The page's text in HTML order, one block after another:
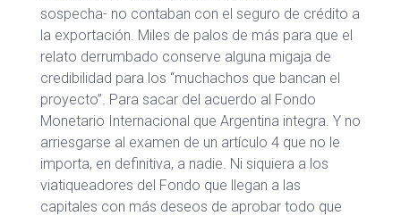
sospecha- no contaban con el seguro de crédito a
la exportación. Miles de palos de más para que el
relato derrumbado conserve alguna migaja de
credibilidad para los “muchachos que bancan el
proyecto”. Para sacar del acuerdo al Fondo
Monetario Internacional que Argentina integra. Y no
arriesgarse al examen de un artículo 4 que no le
importa, en definitiva, a nadie. Ni siquiera a los
viatiqueadores del Fondo que llegan a las
capitales con más deseos de aprobar todo que